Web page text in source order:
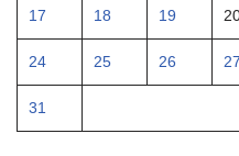
17 18 19
24 25 26 27
31